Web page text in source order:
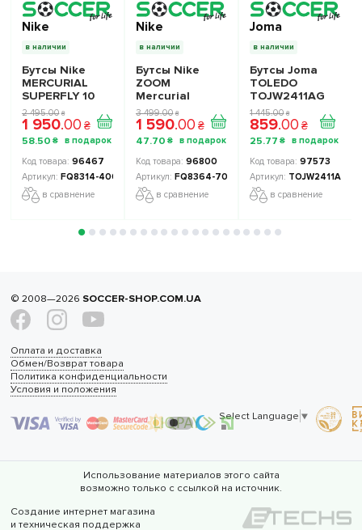
Nike
в наличии
Бутсы Nike
MERCURIAL
SUPERFLY 10
CLUB FG/MG -
Официальная
Продукция
2 495.00 ₴
1 950.00 ₴
58.50 ₴
96467
FQ8314-400
в сравнение
Nike
в наличии
Бутсы Nike
ZOOM
Mercurial
VAPOR 16
ACADEMY AG -
Официальная
Продукция
3 499.00 ₴
1 590.00 ₴
47.70 ₴
96800
FQ8364-700
в сравнение
Joma
в наличии
Бутсы Joma
TOLEDO
TOJW2411AG
1 445.00 ₴
859.00 ₴
25.77 ₴
97573
TOJW2411AG-10
в сравнение
© 2008—2026 SOCCER-SHOP.COM.UA
Оплата и доставка
Обмен/Возврат товара
Политика конфиденциальности
Условия и положения
Select Language ▼
Использование материалов этого сайта
возможно только с ссылкой на источник.
Создание интернет магазина
и техническая поддержка